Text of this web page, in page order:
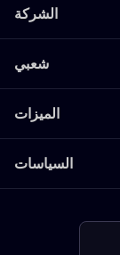
الشركة
شعبي
الميزات
السياسات